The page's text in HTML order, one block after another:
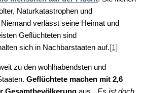
Naturkatastrophen und
verlässt seine Heimat und
Geflüchteten sind
sich in Nachbarstaaten auf.[1]
zu den wohlhabendsten und
Geflüchtete machen mit 2,6